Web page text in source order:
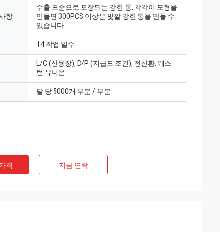
항
수출 표준으로 포장되는 강한 통. 각각이 모형을
만들면 300PCS 이상은 빛깔 강한 통을 만들 수
있습니다
14 작업 일수
L/C (신용장), D/P (지급도 조건), 전신환, 웨스
턴 유니온
달 당 5000개 부분 / 부분
격 지금 연락